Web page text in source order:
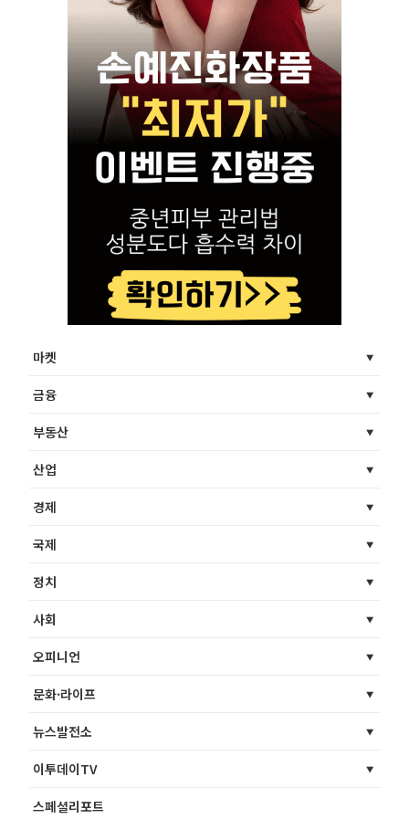
마켓
금융
부동산
산업
경제
국제
정치
사회
오피니언
문화·라이프
뉴스발전소
이투데이TV
스페셜리포트